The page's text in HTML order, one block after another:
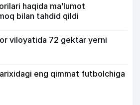
haqida ma’lumot
bilan tahdid qildi
viloyatida 72 gektar yerni
eng qimmat futbolchiga